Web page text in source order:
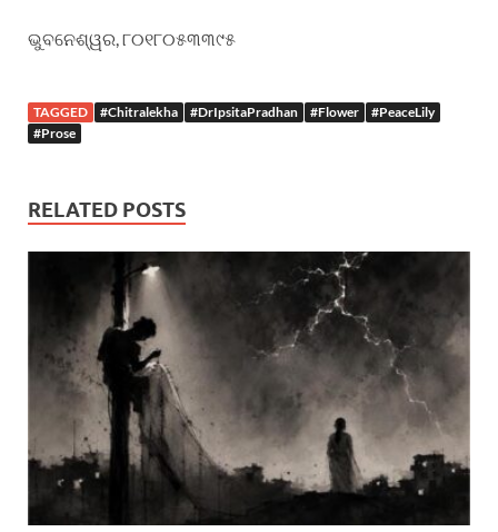
ଭୁବନେଶ୍ୱର, ୮୦୧୮୦୫୩୩୯୫
TAGGED #Chitralekha #DrIpsitaPradhan #Flower
#PeaceLily
#Prose
RELATED POSTS